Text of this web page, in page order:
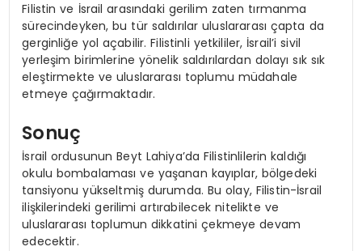
Filistin ve İsrail arasındaki gerilim zaten tırmanma
sürecindeyken, bu tür saldırılar uluslararası çapta da
gerginliğe yol açabilir. Filistinli yetkililer, İsrail’i sivil
yerleşim birimlerine yönelik saldırılardan dolayı sık sık
eleştirmekte ve uluslararası toplumu müdahale
etmeye çağırmaktadır.
Sonuç
İsrail ordusunun Beyt Lahiya’da Filistinlilerin kaldığı
okulu bombalaması ve yaşanan kayıplar, bölgedeki
tansiyonu yükseltmiş durumda. Bu olay, Filistin-İsrail
ilişkilerindeki gerilimi artırabilecek nitelikte ve
uluslararası toplumun dikkatini çekmeye devam
edecektir.